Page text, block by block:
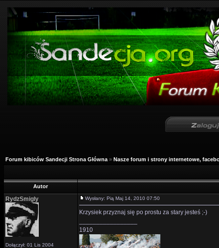
Forum kibiców Sandecji Strona Główna » Nasze forum i strony internetowe,
Autor
RydzSmigly
Dołączył: 01 Lis 2004
Wysłany: Pią Maj 14, 2010 07:50
Krzysiek przyznaj się po prostu za stary jesteś ;-)
1910